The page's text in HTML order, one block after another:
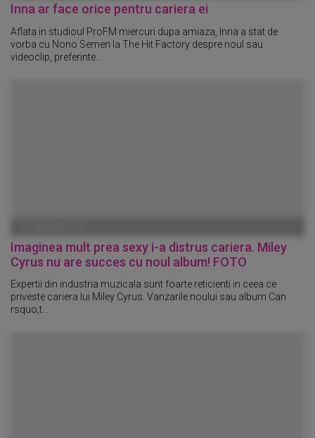
Inna ar face orice pentru cariera ei
Aflata in studioul ProFM miercuri dupa amiaza, Inna a stat de
vorba cu Nono Semen la The Hit Factory despre noul sau
videoclip, preferinte...
Imaginea mult prea sexy i-a distrus cariera. Miley
Cyrus nu are succes cu noul album! FOTO
Expertii din industria muzicala sunt foarte reticienti in ceea ce
priveste cariera lui Miley Cyrus. Vanzarile noului sau album Can
rsquo;t...